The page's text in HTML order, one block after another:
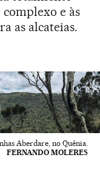
e às
as alcateias.
Aberdare, no Quênia.
FERNANDO MOLERES